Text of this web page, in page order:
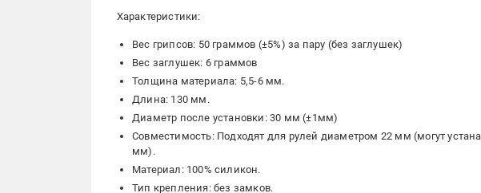
Характеристики:
Вес грипсов: 50 граммов (±5%) за пару (без заглушек)
Вес заглушек: 6 граммов
Толщина материала: 5,5-6 мм.
Длина: 130 мм.
Диаметр после установки: 30 мм (±1мм)
Совместимость: Подходят для рулей диаметром 22 мм (могут
мм).
Материал: 100% силикон.
Тип крепления: без замков.